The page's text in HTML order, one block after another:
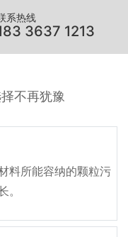
系热线
3637 1213
不再犹豫
料所能容纳的颗粒污
。